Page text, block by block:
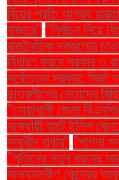
বিয়ের প্রতি আগ্রহ
বাজারে" "নির্বাচন নিয়ে
রাজনৈতিক দলগুলোর
নির্ধারণ করবে সরকার
সর্বোত্তম সরকার:
ছাত্রলীগের নেতাদের
"নোয়াখালী জেলা
অস্থায়ী হাটে ইলিশ
সম্মুখীন বাধার" "পাগলা
"পুতিনের নতুন ধরনের
অভ্যন্তরীণ কেন্দ্রের